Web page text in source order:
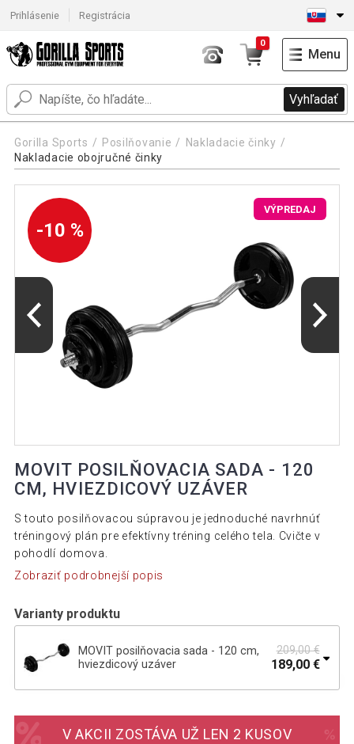
Prihlásenie Registrácia
Vyhľadať
0
Menu
Gorilla Sports Posilňovanie
Nakladacie činky
Nakladacie obojručné činky
-10 %
VÝPREDAJ
MOVIT POSILŇOVACIA SADA - 120
CM, HVIEZDICOVÝ UZÁVER
S touto posilňovacou súpravou je jednoduché navrhnúť
tréningový plán pre efektívny tréning celého tela. Cvičte v
pohodlí domova.
Zobraziť podrobnejší popis
Varianty produktu
MOVIT posilňovacia sada - 120 cm,
hviezdicový uzáver
209,00 €
189,00 €
hviezdicový uzáver
337,50 €
V AKCII ZOSTÁVA UŽ LEN 2 KUSOV